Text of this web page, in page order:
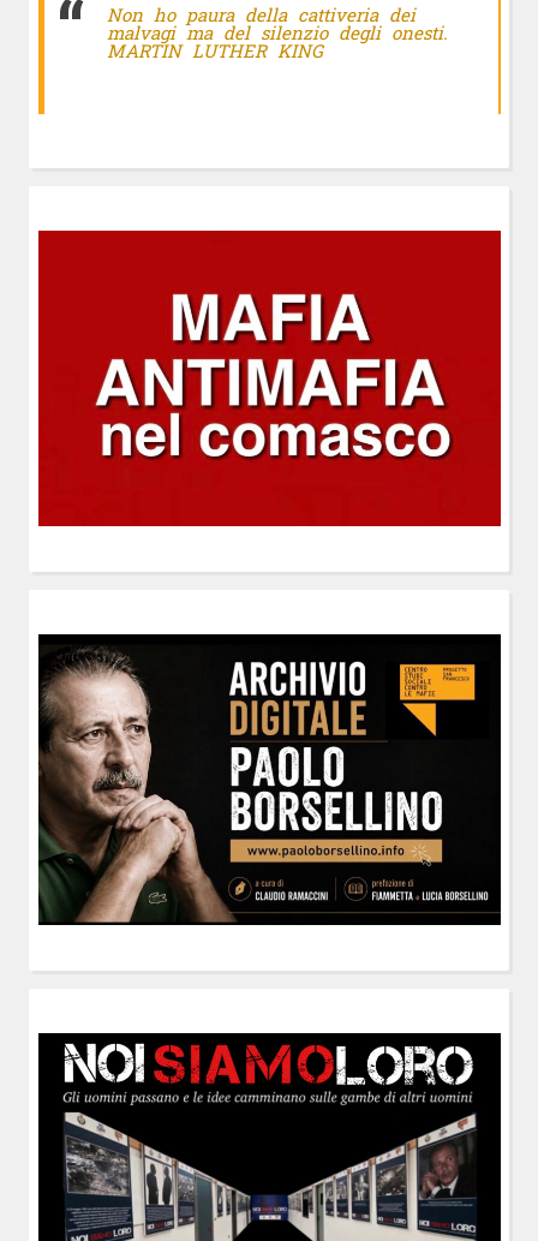
Non ho paura della cattiveria dei
malvagi ma del silenzio degli onesti.
MARTIN LUTHER KING